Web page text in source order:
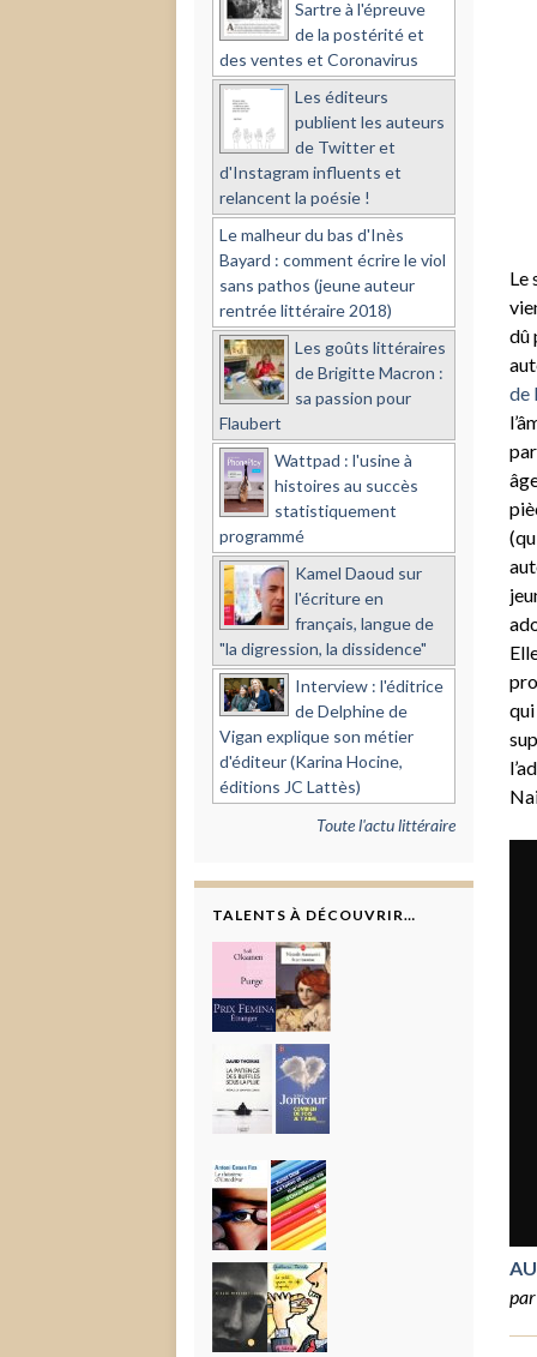
Le
dû
de
Sartre à l'épreuve
de la postérité et
des ventes et Coronavirus
Les éditeurs
publient les auteurs
de Twitter et
d'Instagram influents et
relancent la poésie !
Le malheur du bas d'Inès
Bayard : comment écrire le viol
sans pathos (jeune auteur
rentrée littéraire 2018)
Les goûts littéraires
de Brigitte Macron :
sa passion pour
Flaubert
Wattpad : l'usine à
histoires au succès
statistiquement
programmé
Kamel Daoud sur
l'écriture en
français, langue de
"la digression, la dissidence"
Interview : l'éditrice
de Delphine de
Vigan explique son métier
d'éditeur (Karina Hocine,
éditions JC Lattès)
Toute l'actu littéraire
TALENTS À DÉCOUVRIR…